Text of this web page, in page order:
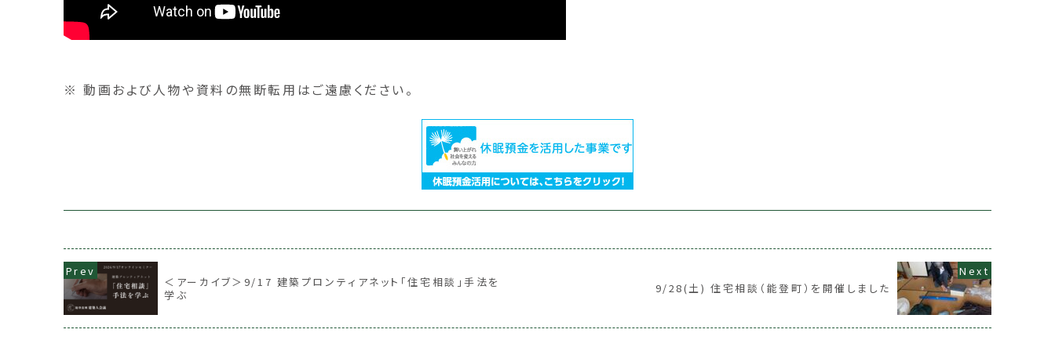
※ 動画および人物や資料の無断転用はご遠慮ください。
＜アーカイブ＞9/17 建築プロンティアネット「住宅相談」手法を
学ぶ
9/28(土) 住宅相談（能登町）を開催しました